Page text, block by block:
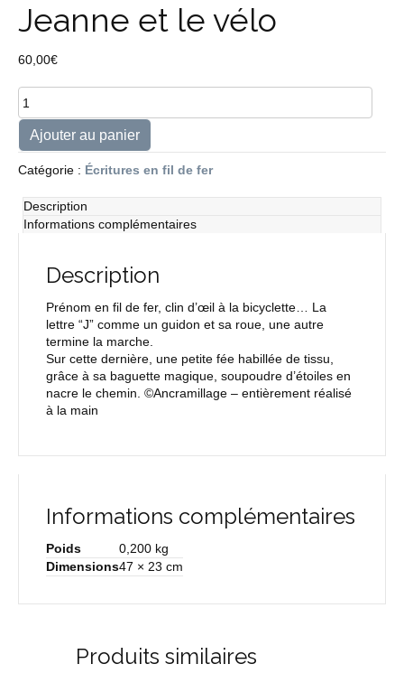
Jeanne et le vélo
60,00€
quantité
de
Jeanne
et
le
Ajouter au panier
Catégorie : Écritures en fil de fer
Description
Informations complémentaires
Description
Prénom en fil de fer, clin d’œil à la bicyclette… La
lettre “J” comme un guidon et sa roue, une autre
termine la marche.
Sur cette dernière, une petite fée habillée de tissu,
grâce à sa baguette magique, soupoudre d’étoiles en
nacre le chemin. ©Ancramillage – entièrement réalisé
à la main
Informations complémentaires
Poids
0,200 kg
Dimensions47 × 23 cm
Produits similaires